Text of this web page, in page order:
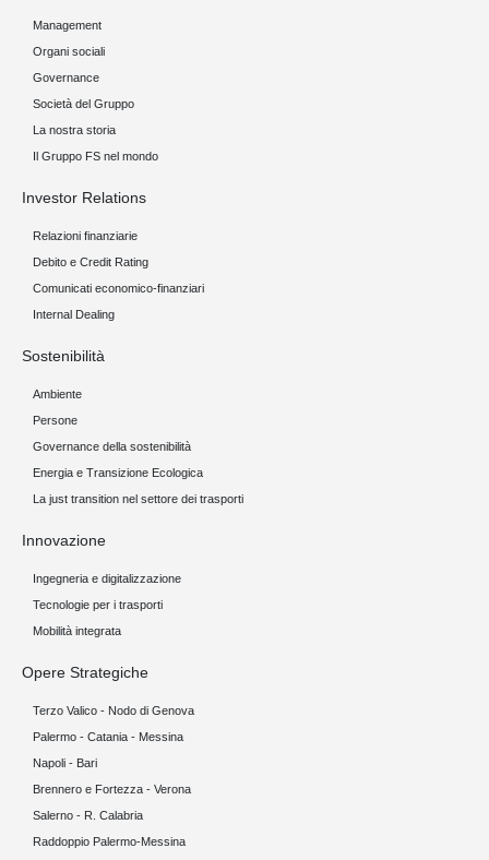
come Miglior attrice al Filming Italy
Venice Award,
Management
Organi sociali
Governance
Società del Gruppo
La nostra storia
Il Gruppo FS nel mondo
Investor Relations
Relazioni finanziarie
Debito e Credit Rating
Comunicati economico-finanziari
Internal Dealing
Sostenibilità
Ambiente
Persone
Governance della sostenibilità
Energia e Transizione Ecologica
La just transition nel settore dei trasporti
Innovazione
Ingegneria e digitalizzazione
Tecnologie per i trasporti
Mobilità integrata
Opere Strategiche
Terzo Valico - Nodo di Genova
Palermo - Catania - Messina
Napoli - Bari
Brennero e Fortezza - Verona
Salerno - R. Calabria
Raddoppio Palermo-Messina